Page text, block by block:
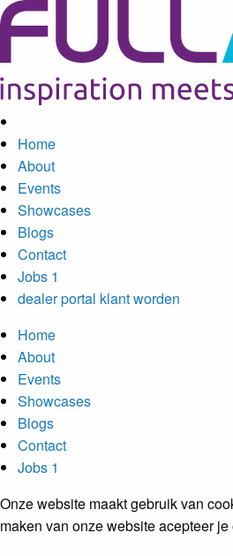
Home
About
Events
Showcases
Blogs
Contact
Jobs 1
dealer portal klant worden
Home
About
Events
Showcases
Blogs
Contact
Jobs 1
Onze website maakt gebruik van
maken van onze website acepteer